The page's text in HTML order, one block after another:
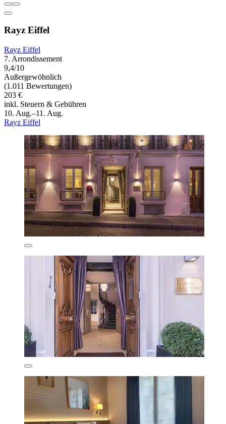
Rayz Eiffel
Rayz Eiffel
7. Arrondissement
9,4/10
Außergewöhnlich
(1.011 Bewertungen)
203 €
inkl. Steuern & Gebühren
10. Aug.–11. Aug.
Rayz Eiffel